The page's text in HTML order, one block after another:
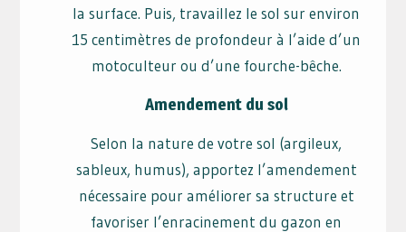
la surface. Puis, travaillez le sol sur environ
15 centimètres de profondeur à l’aide d’un
motoculteur ou d’une fourche-bêche.
Amendement du sol
Selon la nature de votre sol (argileux,
sableux, humus), apportez l’amendement
nécessaire pour améliorer sa structure et
favoriser l’enracinement du gazon en